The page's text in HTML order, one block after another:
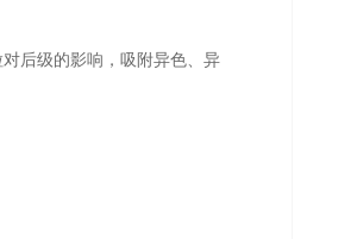
后级的影响，吸附异色、异